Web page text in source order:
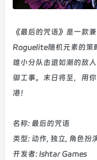
《最后的咒语》是一款
Roguelite随机元素的策
雄小分队击退如潮的敌
御工事。末日将至，用
港！
名称: 最后的咒语
类型: 动作, 独立, 角色扮
开发者: Ishtar Games